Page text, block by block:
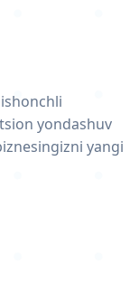
yondashuv
yangi